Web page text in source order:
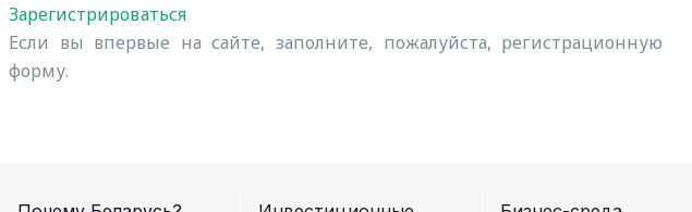
Зарегистрироваться
Если вы впервые на сайте, заполните, пожалуйста, регистрационную
форму.